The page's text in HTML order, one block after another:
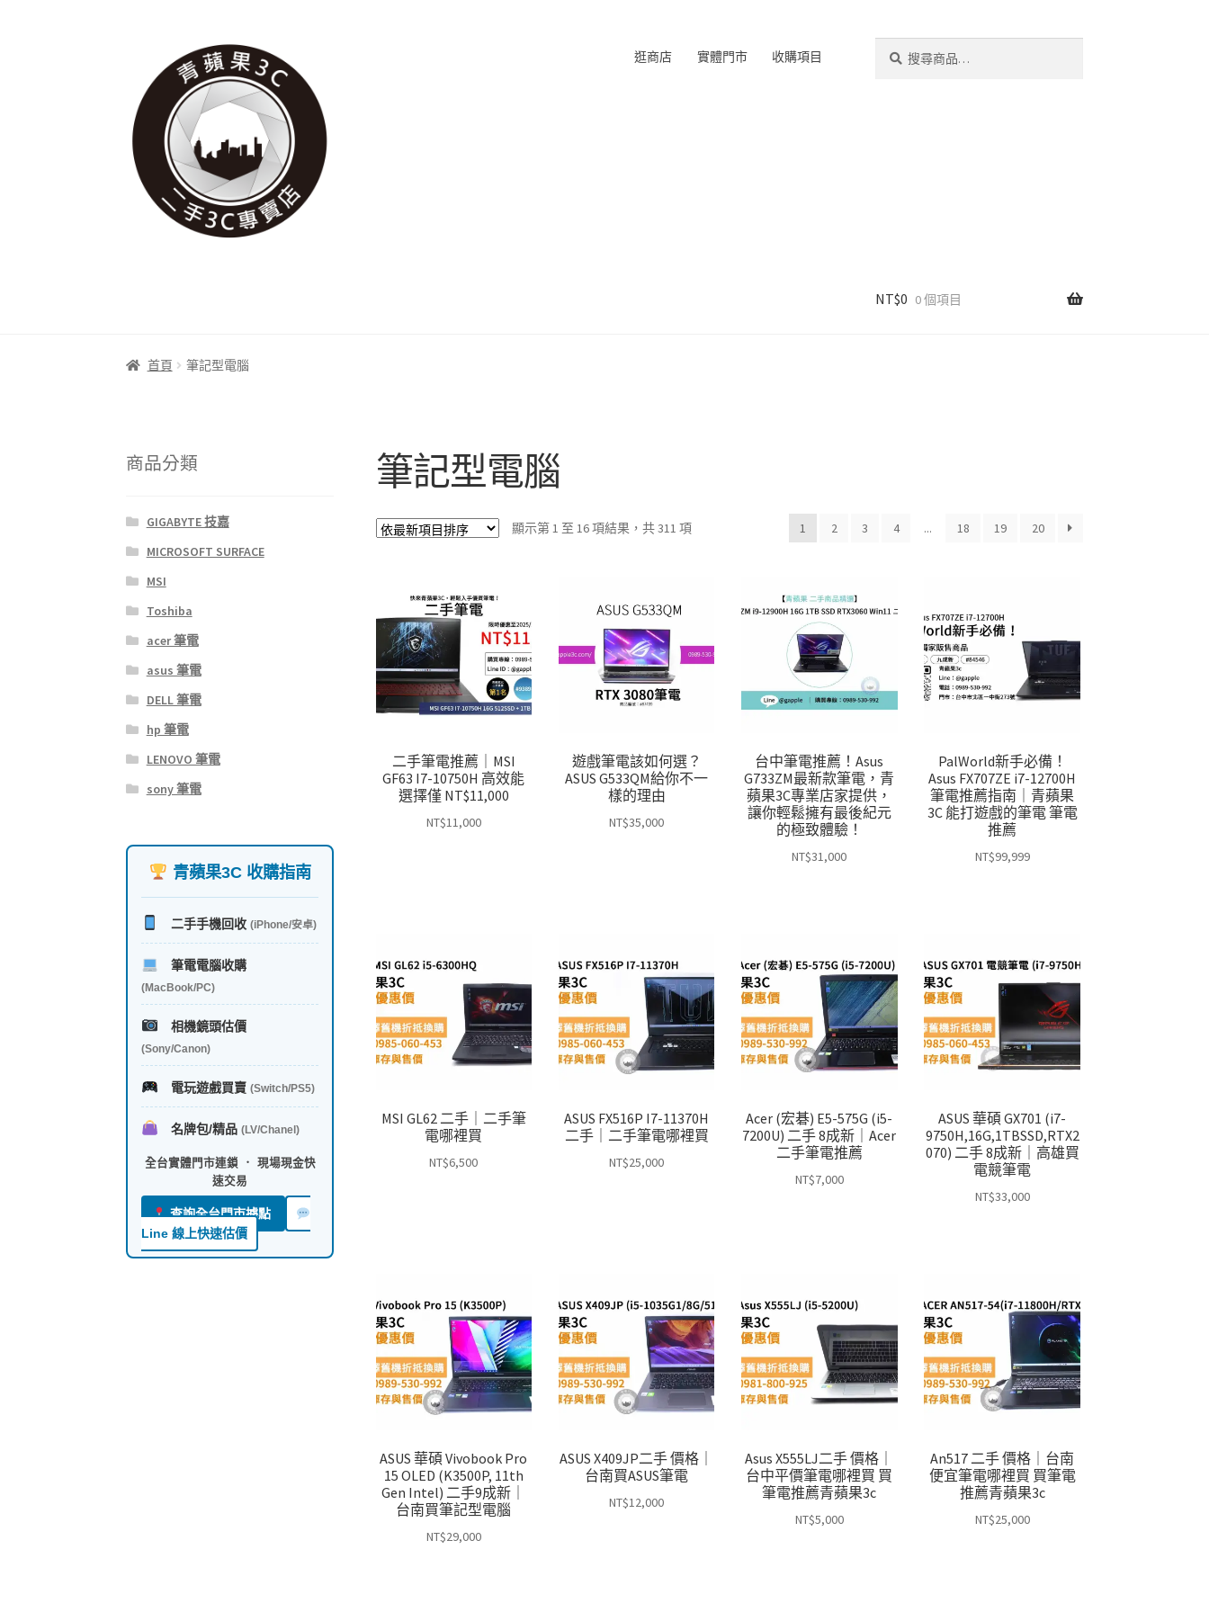
覽
列
要
內
容
逛商店 實體門市 收購項目
NT$0 0 個項目
首頁 筆記型電腦
筆記型電腦
顯示第 1 至 16 項結果，共 311 項依
序
1 2 3 4 ... 18 19 20
二手筆電推薦｜MSI
GF63 I7-10750H 高效能
選擇僅 NT$11,000
NT$11,000
遊戲筆電該如何選？
ASUS G533QM給你不一
樣的理由
NT$35,000
台中筆電推薦！Asus
G733ZM最新款筆電，青
蘋果3C專業店家提供，
讓你輕鬆擁有最後紀元
的極致體驗！
NT$31,000
PalWorld新手必備！
Asus FX707ZE i7-12700H
筆電推薦指南｜青蘋果
3C 能打遊戲的筆電 筆電
推薦
NT$99,999
MSI GL62 二手｜二手筆
電哪裡買
NT$6,500
ASUS FX516P I7-11370H
二手｜二手筆電哪裡買
NT$25,000
Acer (宏碁) E5-575G (i5-
7200U) 二手 8成新｜Acer
二手筆電推薦
NT$7,000
ASUS 華碩 GX701 (i7-
9750H,16G,1TBSSD,RTX2
070) 二手 8成新｜高雄買
電競筆電
NT$33,000
ASUS 華碩 Vivobook Pro
15 OLED (K3500P, 11th
Gen Intel) 二手9成新｜
台南買筆記型電腦
NT$29,000
ASUS X409JP二手 價格｜
台南買ASUS筆電
NT$12,000
Asus X555LJ二手 價格｜
台中平價筆電哪裡買 買
筆電推薦青蘋果3c
NT$5,000
An517 二手 價格｜台南
便宜筆電哪裡買 買筆電
推薦青蘋果3c
NT$25,000
商品分類
GIGABYTE 技嘉
MICROSOFT SURFACE
MSI
Toshiba
acer 筆電
asus 筆電
DELL 筆電
hp 筆電
LENOVO 筆電
sony 筆電
青蘋果3C 收購指南
二手手機回收 (iPhone/安卓)
筆電電腦收購
(MacBook/PC)
相機鏡頭估價
(Sony/Canon)
電玩遊戲買賣 (Switch/PS5)
名牌包/精品 (LV/Chanel)
全台實體門市連鎖 ． 現場現金快
速交易
查詢全台門市據點
Line 線上快速估價